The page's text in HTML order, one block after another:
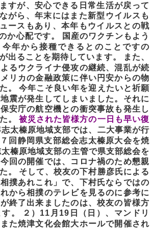
すが、安心できる日常生活が戻って
がら、年末にはまた新型ウイルスも
ースもあり、本年も ウイルスとの戦
か心配です。
国産のワクチンもよう
年から接種できるとのことですの
出ることを期待しています。
また、
るウクライナ侵攻の継続、混乱が続
リカの金融政策に伴い円安からの物
。
今年こそ良い年を迎えたいと祈願
震が発生してしまいました。それに
安庁の航空機との衝突事故も発生し
。
被災された皆様方の一日も早い復
太榛原地域支部では、二大事業が行
回静岡県支部総会志太榛原大会を焼
榛原地域支部の主管で県支部総会を
回の開催では、コロナ禍のため懇親
。
そして、校友の下村勝彦氏による
撲あれこれ」で、下村氏ならではの
から相撲のテレビを見るのに参考に
終了出来ましたのは、校友の皆様方
。
２） 11月19日 （日）、 マンドリ
た焼津文化会館大ホールで開催され